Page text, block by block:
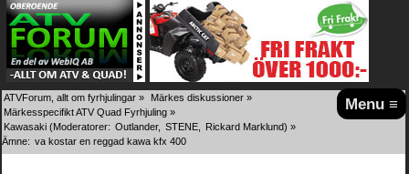
Menu ≡
ATVForum, allt om fyrhjulingar » Märkes diskussioner »
Märkesspecifikt ATV Quad Fyrhjuling »
Kawasaki (Moderatorer: Outlander, STENE Rickard Marklund) »
Ämne: va kostar en reggad kawa kfx 400